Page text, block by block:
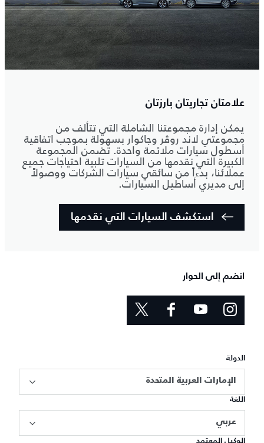
علامتان تجاريتان بارزتان
يمكن إدارة مجموعتنا الشاملة التي تتألف من
مجموعتي لاند روڤر وجاكوار بسهولة بموجب اتفاقية
أسطول سيارات ملائمة واحدة. تضمن المجموعة
الكبيرة التي نقدمها من السيارات تلبية احتياجات جميع
عملائنا، بدءاً من سائقي سيارات الشركات ووصولاً
إلى مديري أساطيل السيارات.
استكشف السيارات التي نقدمها
انضم إلى الحوار
الدولة
الإمارات العربية المتحدة
اللغة
عربي
الوكيل المعتمد